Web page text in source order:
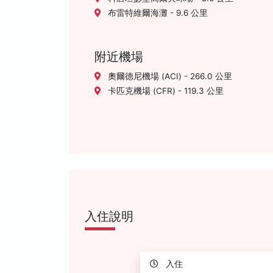
布雷特維爾海灘 - 9.6 公里
附近機場
奧爾德尼機場 (ACI) - 266.0 公里
卡匹克機場 (CFR) - 119.3 公里
入住說明
入住